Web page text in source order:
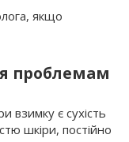
якщо
проблемам
є сухість
шкіри, постійно